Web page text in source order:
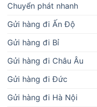
Chuyển phát nhanh
Gửi hàng đi Ấn Độ
Gửi hàng đi Bỉ
Gửi hàng đi Châu Âu
Gửi hàng đi Đức
Gửi hàng đi Hà Nội